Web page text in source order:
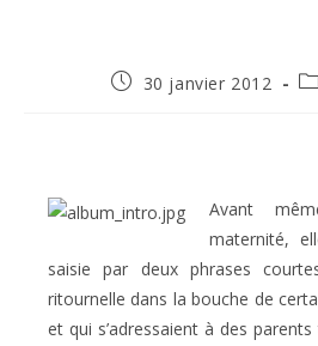
Publication
30 janvier 2012
Avant
maternité,
saisie par deux phrases
ritournelle dans la bouche de
et qui s’adressaient à des